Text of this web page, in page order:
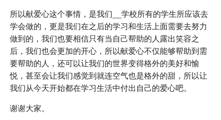
所以献爱心这个事情，是我们__学校所有的学生所应该去
学会做的，更是我们在之后的学习和生活上面需要去努力
做到的，我们也要相信只有当自己帮助的人露出笑容之
后，我们也会更加的开心，所以献爱心不仅能够帮助到需
要帮助的人，还可以让我们的世界变得格外的美好和愉
悦，甚至会让我们感觉到就连空气也是格外的甜，所以让
我们从今天开始都在学习生活中付出自己的爱心吧。
谢谢大家。